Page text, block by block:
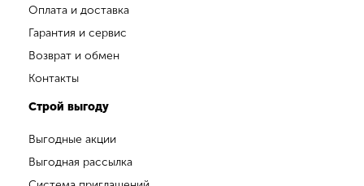
Оплата и доставка
Гарантия и сервис
Возврат и обмен
Контакты
Строй выгоду
Выгодные акции
Выгодная рассылка